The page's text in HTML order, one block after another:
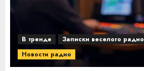
В тренде
Записки веселого
Новости радио